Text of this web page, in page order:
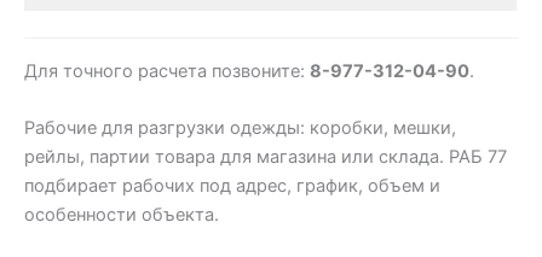
Для точного расчета позвоните: 8-977-312-04-90.
Рабочие для разгрузки одежды: коробки, мешки,
рейлы, партии товара для магазина или склада. РАБ 77
подбирает рабочих под адрес, график, объем и
особенности объекта.